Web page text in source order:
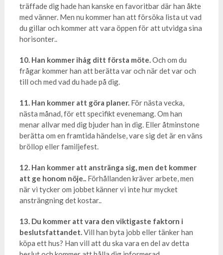
träffade dig hade han kanske en favoritbar där han åkte
med vänner. Men nu kommer han att försöka lista ut vad
du gillar och kommer att vara öppen för att utvidga sina
horisonter..
10. Han kommer ihåg ditt första möte.Och om du
frågar kommer han att berätta var och när det var och
till och med vad du hade på dig.
11. Han kommer att göra planer.För nästa vecka,
nästa månad, för ett specifikt evenemang. Om han
menar allvar med dig bjuder han in dig. Eller åtminstone
berätta om en framtida händelse, vare sig det är en väns
bröllop eller familjefest.
12. Han kommer att anstränga sig, men det kommer
att ge honom nöje..Förhållanden kräver arbete, men
när vi tycker om jobbet känner vi inte hur mycket
ansträngning det kostar..
13. Du kommer att vara den viktigaste faktorn i
beslutsfattandet.Vill han byta jobb eller tänker han
köpa ett hus? Han vill att du ska vara en del av detta